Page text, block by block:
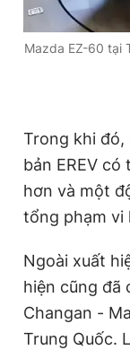
Mazda EZ-60 tại
Trong khi đó,
bản EREV
hơn và một
tổng phạm vi
Ngoài xuất
hiện cũng đã
Changan -
Trung Quốc.